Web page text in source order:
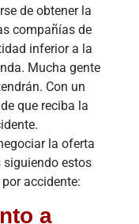
de obtener la
compañías de
inferior a la
Mucha gente
Con un
que reciba la
la oferta
siguiendo estos
accidente:
a